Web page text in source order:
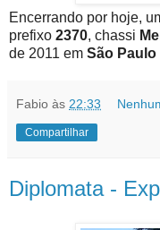
Encerrando por hoje,
prefixo 2370, chassi
de 2011 em São Paulo
Fabio às 22:33
Compartilhar
Diplomata -